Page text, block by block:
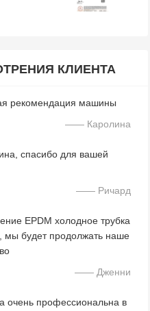
КЛИЕНТА
рекомендация машины
—— Каролина
спасибо для вашей
—— Ричард
EPDM холодное трубка
мы будет продолжать наше
—— Дженни
очень профессиональна в